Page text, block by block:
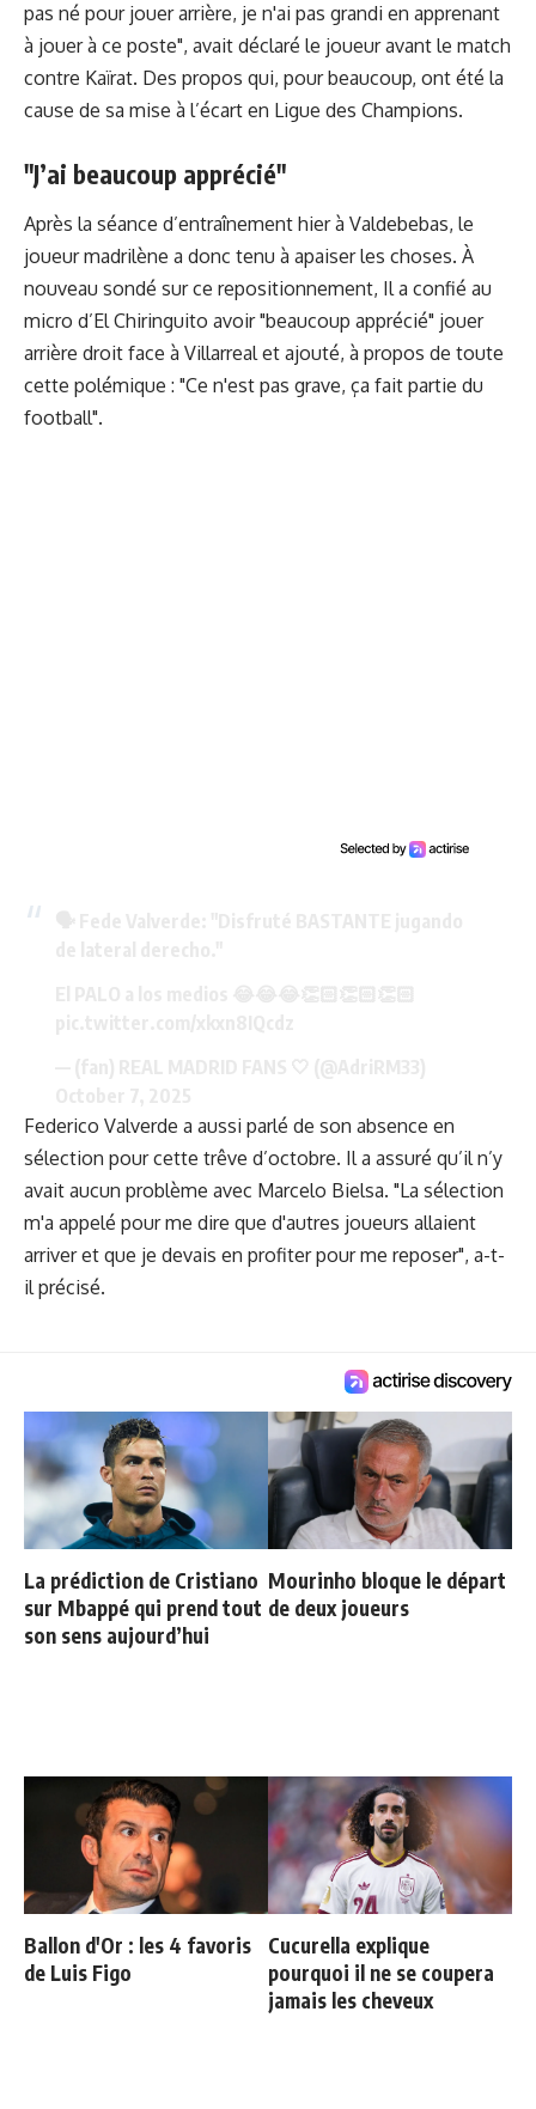
pas né pour jouer arrière, je n'ai pas grandi en apprenant
à jouer à ce poste", avait déclaré le joueur avant le match
contre Kaïrat. Des propos qui, pour beaucoup, ont été la
cause de sa mise à l’écart en Ligue des Champions.
"J’ai beaucoup apprécié"
Après la séance d’entraînement hier à Valdebebas, le
joueur madrilène a donc tenu à apaiser les choses. À
nouveau sondé sur ce repositionnement, Il a confié au
micro d’El Chiringuito avoir "beaucoup apprécié" jouer
arrière droit face à Villarreal et ajouté, à propos de toute
cette polémique : "Ce n'est pas grave, ça fait partie du
football".
Federico Valverde a aussi parlé de son absence en
sélection pourcette trêve d’octobre. Il a assuré qu’il n’y
avait aucun problème avec Marcelo Bielsa. "La sélection
m'a appelé pour me dire que d'autres joueurs allaient
arriver et que je devais en profiter pour me reposer", a-t-
il précisé.
La prédiction de Cristiano
sur Mbappé qui prend tout
son sens aujourd’hui
Mourinho bloque le départ
de deux joueurs
Ballon d'Or : les 4 favoris
de Luis Figo
Cucurella explique
pourquoi il ne se coupera
jamais les cheveux